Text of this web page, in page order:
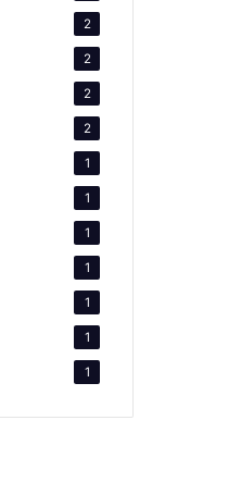
2
2
2
2
1
1
1
1
1
1
1